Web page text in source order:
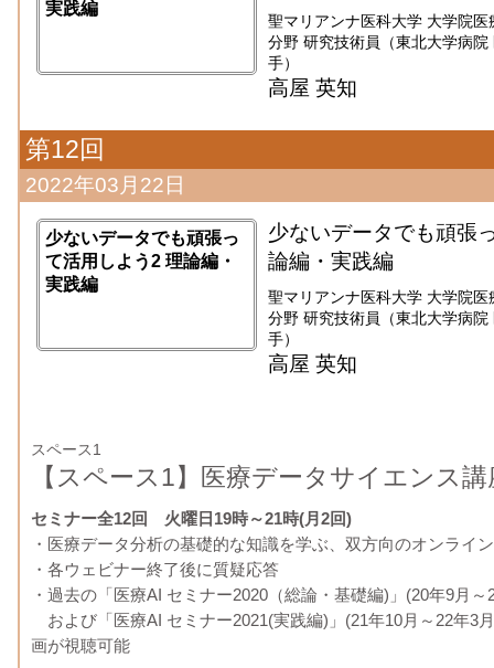
実践編
聖マリアンナ医科大学 大学院
分野 研究技術員（東北大学病
手）
高屋 英知
第12回
2022年03月22日
少ないデータでも頑張っ
て活用しよう2 理論編・
実践編
少ないデータでも頑張
論編・実践編
聖マリアンナ医科大学 大学院
分野 研究技術員（東北大学病
手）
高屋 英知
スペース1
【スペース1】医療データサイエンス講
セミナー全12回 火曜日19時～21時(月2回)
・医療データ分析の基礎的な知識を学ぶ、双方向のオンライ
・各ウェビナー終了後に質疑応答
・過去の「医療AI セミナー2020（総論・基礎編)」(20年9月～
および「医療AI セミナー2021(実践編)」(21年10月～22年3
画が視聴可能